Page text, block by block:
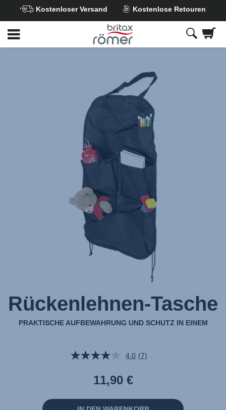
Hauptinhalt
springen
Kostenloser Versand Kostenlose Retouren
Rückenlehnen-Tasche
PRAKTISCHE AUFBEWAHRUNG UND SCHUTZ IN EINEM
4.0 7
derselben
Seite.
(7)
11,90 €